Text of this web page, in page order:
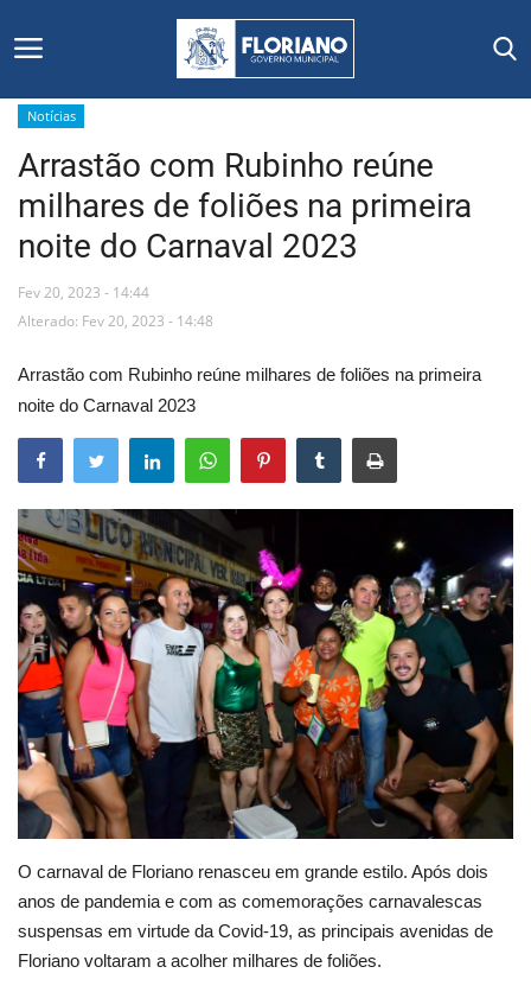
Início
Editais
Floriano
Mural de Licitações
Notícias
Vídeos
Webmail
Contato
Notícias
Arrastão com Rubinho reúne
milhares de foliões na primeira
noite do Carnaval 2023
Fev 20, 2023 - 14:44
Alterado: Fev 20, 2023 - 14:48
Arrastão com Rubinho reúne milhares de foliões na primeira
noite do Carnaval 2023
O carnaval de Floriano renasceu em grande estilo. Após dois
anos de pandemia e com as comemorações carnavalescas
suspensas em virtude da Covid-19, as principais avenidas de
Floriano voltaram a acolher milhares de foliões.